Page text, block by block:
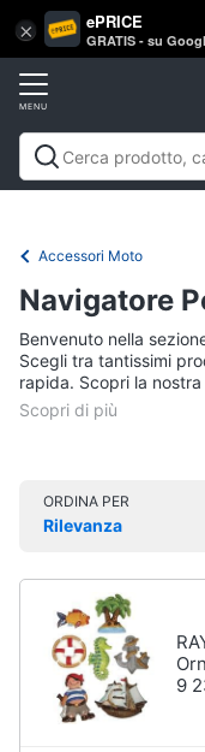
× ePRICE
GRATIS - su
Accedi
Registrati
Offerte
Informatica
Telefonia
Tv
Cinema
home
Videogiochi
Audio
Vai
al
Motori
Auto
Catene
neve
Pneumatici
invernali
Batteria
auto
Moto
Pantaloni
moto
Candele
moto
Dunlop
Accessori Moto
Navigatore
Benvenuto nella
Scegli tra tantissimi
rapida. Scopri la
acquista comodamente
ORDINA PER
Rilevanza
9